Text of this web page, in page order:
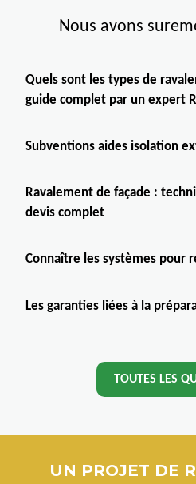
Nous avons
Quels sont les types de
guide complet par un expert
Subventions aides isolation
Ravalement de façade :
devis complet
Connaître les systèmes pour
Les garanties liées à la
TOUTES LES
UN PROJET DE